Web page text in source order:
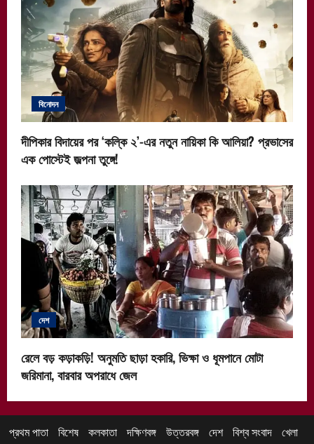
বিনোদন
দীপিকার বিদায়ের পর ‘কল্কি ২’-এর নতুন নায়িকা কি আলিয়া? প্রভাসের
এক পোস্টেই জল্পনা তুঙ্গে!
দেশ
রেলে বড় কড়াকড়ি! অনুমতি ছাড়া হকারি, ভিক্ষা ও ধূমপানে মোটা
জরিমানা, বারবার অপরাধে জেল
প্রথম পাতা বিশেষ কলকাতা দক্ষিণবঙ্গ উত্তরবঙ্গ দেশ বিশ্ব সংবাদ খেলা